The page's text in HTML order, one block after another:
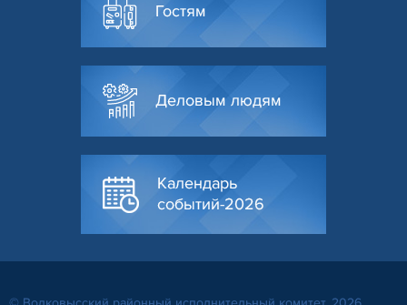
Гостям
Деловым людям
Календарь
событий-2026